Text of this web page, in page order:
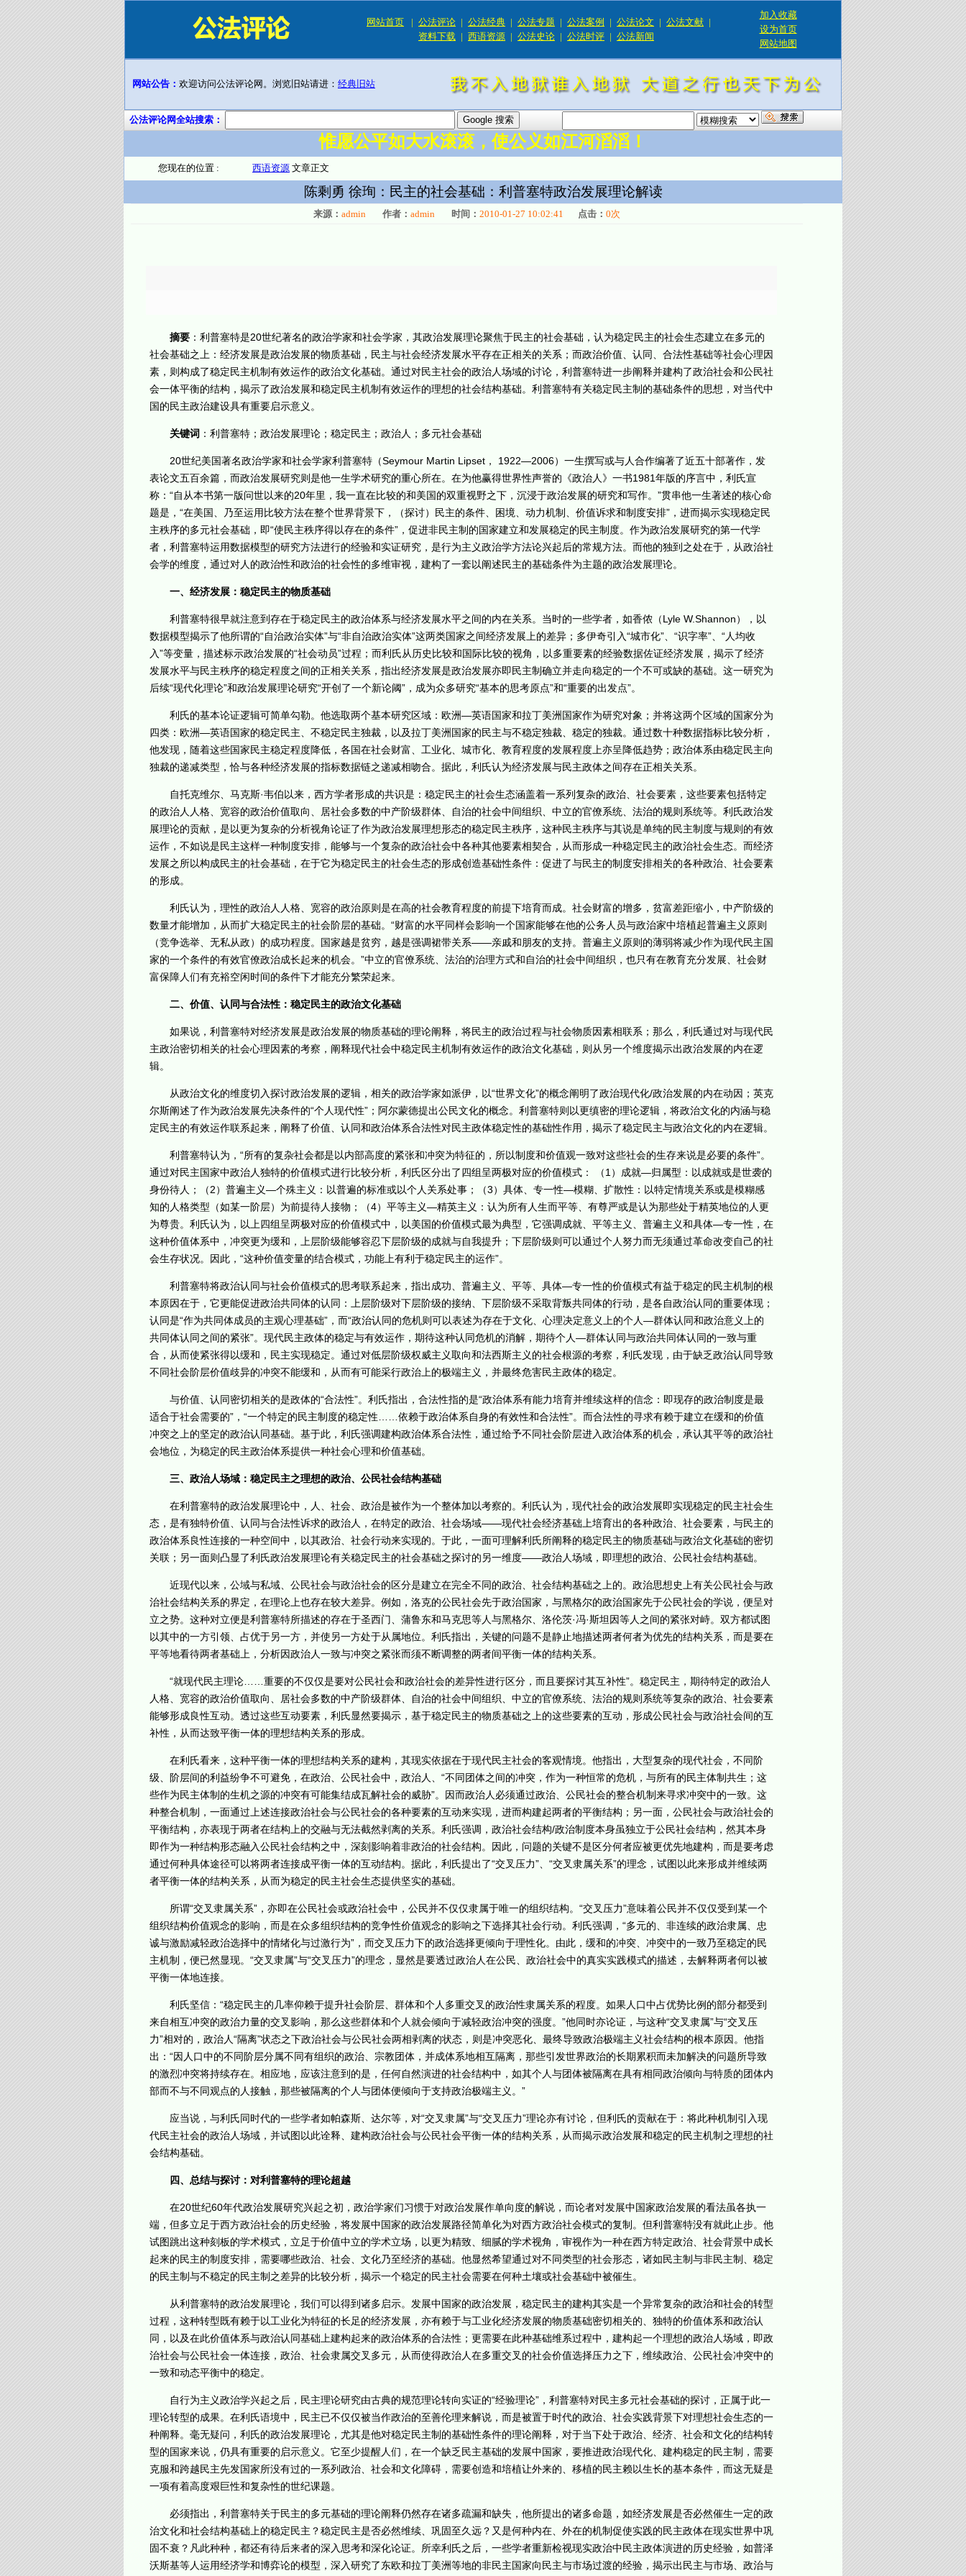
网站首页 | 公法评论 | 公法经典 | 公法专题 | 公法案例 | 公法论文 | 公法文献 |
资料下载 | 西语资源 | 公法史论 | 公法时评 | 公法新闻
加入收藏
设为首页
网站地图
网站公告： 欢迎访问公法评论网。浏览旧站请进： 经典旧站
公法评论网全站搜索：
惟愿公平如大水滚滚，使公义如江河滔滔！
您现在的位置 : 西语资源 文章正文
陈剩勇 徐珣：民主的社会基础：利普塞特政治发展理论解读
来源： admin 作者： admin 时间： 2010-01-27 10:02:41 点击： 0次
摘要 ：利普塞特是20世纪著名的政治学家和社会学家，其政治发展理论聚焦于民主的社会基础，认为稳定民主的社会生态建立在多元的
社会基础之上：经济发展是政治发展的物质基础，民主与社会经济发展水平存在正相关的关系；而政治价值、认同、合法性基础等社会心理因
素，则构成了稳定民主机制有效运作的政治文化基础。通过对民主社会的政治人场域的讨论，利普塞特进一步阐释并建构了政治社会和公民社
会一体平衡的结构，揭示了政治发展和稳定民主机制有效运作的理想的社会结构基础。利普塞特有关稳定民主制的基础条件的思想，对当代中
国的民主政治建设具有重要启示意义。
关键词 ：利普塞特；政治发展理论；稳定民主；政治人；多元社会基础
20世纪美国著名政治学家和社会学家利普塞特（Seymour Martin Lipset， 1922—2006）一生撰写或与人合作编著了近五十部著作，发
表论文五百余篇，而政治发展研究则是他一生学术研究的重心所在。在为他赢得世界性声誉的《政治人》一书1981年版的序言中，利氏宣
称：“自从本书第一版问世以来的20年里，我一直在比较的和美国的双重视野之下，沉浸于政治发展的研究和写作。”贯串他一生著述的核心命
题是，“在美国、乃至运用比较方法在整个世界背景下，（探讨）民主的条件、困境、动力机制、价值诉求和制度安排”，进而揭示实现稳定民
主秩序的多元社会基础，即“使民主秩序得以存在的条件”，促进非民主制的国家建立和发展稳定的民主制度。作为政治发展研究的第一代学
者，利普塞特运用数据模型的研究方法进行的经验和实证研究，是行为主义政治学方法论兴起后的常规方法。而他的独到之处在于，从政治社
会学的维度，通过对人的政治性和政治的社会性的多维审视，建构了一套以阐述民主的基础条件为主题的政治发展理论。
一、经济发展：稳定民主的物质基础
利普塞特很早就注意到存在于稳定民主的政治体系与经济发展水平之间的内在关系。当时的一些学者，如香侬（Lyle W.Shannon），以
数据模型揭示了他所谓的“自治政治实体”与“非自治政治实体”这两类国家之间经济发展上的差异；多伊奇引入“城市化”、“识字率”、“人均收
入”等变量，描述标示政治发展的“社会动员”过程；而利氏从历史比较和国际比较的视角，以多重要素的经验数据佐证经济发展，揭示了经济
发展水平与民主秩序的稳定程度之间的正相关关系，指出经济发展是政治发展亦即民主制确立并走向稳定的一个不可或缺的基础。这一研究为
后续“现代化理论”和政治发展理论研究“开创了一个新论阈”，成为众多研究“基本的思考原点”和“重要的出发点”。
利氏的基本论证逻辑可简单勾勒。他选取两个基本研究区域：欧洲—英语国家和拉丁美洲国家作为研究对象；并将这两个区域的国家分为
四类：欧洲—英语国家的稳定民主、不稳定民主独裁，以及拉丁美洲国家的民主与不稳定独裁、稳定的独裁。通过数十种数据指标比较分析，
他发现，随着这些国家民主稳定程度降低，各国在社会财富、工业化、城市化、教育程度的发展程度上亦呈降低趋势；政治体系由稳定民主向
独裁的递减类型，恰与各种经济发展的指标数据链之递减相吻合。据此，利氏认为经济发展与民主政体之间存在正相关关系。
自托克维尔、马克斯·韦伯以来，西方学者形成的共识是：稳定民主的社会生态涵盖着一系列复杂的政治、社会要素，这些要素包括特定
的政治人人格、宽容的政治价值取向、居社会多数的中产阶级群体、自治的社会中间组织、中立的官僚系统、法治的规则系统等。利氏政治发
展理论的贡献，是以更为复杂的分析视角论证了作为政治发展理想形态的稳定民主秩序，这种民主秩序与其说是单纯的民主制度与规则的有效
运作，不如说是民主这样一种制度安排，能够与一个复杂的政治社会中各种其他要素相契合，从而形成一种稳定民主的政治社会生态。而经济
发展之所以构成民主的社会基础，在于它为稳定民主的社会生态的形成创造基础性条件：促进了与民主的制度安排相关的各种政治、社会要素
的形成。
利氏认为，理性的政治人人格、宽容的政治原则是在高的社会教育程度的前提下培育而成。社会财富的增多，贫富差距缩小，中产阶级的
数量才能增加，从而扩大稳定民主的社会阶层的基础。“财富的水平同样会影响一个国家能够在他的公务人员与政治家中培植起普遍主义原则
（竞争选举、无私从政）的成功程度。国家越是贫穷，越是强调裙带关系——亲戚和朋友的支持。普遍主义原则的薄弱将减少作为现代民主国
家的一个条件的有效官僚政治成长起来的机会。”中立的官僚系统、法治的治理方式和自治的社会中间组织，也只有在教育充分发展、社会财
富保障人们有充裕空闲时间的条件下才能充分繁荣起来。
二、价值、认同与合法性：稳定民主的政治文化基础
如果说，利普塞特对经济发展是政治发展的物质基础的理论阐释，将民主的政治过程与社会物质因素相联系；那么，利氏通过对与现代民
主政治密切相关的社会心理因素的考察，阐释现代社会中稳定民主机制有效运作的政治文化基础，则从另一个维度揭示出政治发展的内在逻
辑。
从政治文化的维度切入探讨政治发展的逻辑，相关的政治学家如派伊，以“世界文化”的概念阐明了政治现代化/政治发展的内在动因；英克
尔斯阐述了作为政治发展先决条件的“个人现代性”；阿尔蒙德提出公民文化的概念。利普塞特则以更缜密的理论逻辑，将政治文化的内涵与稳
定民主的有效运作联系起来，阐释了价值、认同和政治体系合法性对民主政体稳定性的基础性作用，揭示了稳定民主与政治文化的内在逻辑。
利普塞特认为，“所有的复杂社会都是以内部高度的紧张和冲突为特征的，所以制度和价值观一致对这些社会的生存来说是必要的条件”。
通过对民主国家中政治人独特的价值模式进行比较分析，利氏区分出了四组呈两极对应的价值模式： （1）成就—归属型：以成就或是世袭的
身份待人；（2）普遍主义—个殊主义：以普遍的标准或以个人关系处事；（3）具体、专一性—模糊、扩散性：以特定情境关系或是模糊感
知的人格类型（如某一阶层）为前提待人接物；（4）平等主义—精英主义：认为所有人生而平等、有尊严或是认为那些处于精英地位的人更
为尊贵。利氏认为，以上四组呈两极对应的价值模式中，以美国的价值模式最为典型，它强调成就、平等主义、普遍主义和具体—专一性，在
这种价值体系中，冲突更为缓和，上层阶级能够容忍下层阶级的成就与自我提升；下层阶级则可以通过个人努力而无须通过革命改变自己的社
会生存状况。因此，“这种价值变量的结合模式，功能上有利于稳定民主的运作”。
利普塞特将政治认同与社会价值模式的思考联系起来，指出成功、普遍主义、平等、具体—专一性的价值模式有益于稳定的民主机制的根
本原因在于，它更能促进政治共同体的认同：上层阶级对下层阶级的接纳、下层阶级不采取背叛共同体的行动，是各自政治认同的重要体现；
认同是“作为共同体成员的主观心理基础”，而“政治认同的危机则可以表述为存在于文化、心理决定意义上的个人—群体认同和政治意义上的
共同体认同之间的紧张”。现代民主政体的稳定与有效运作，期待这种认同危机的消解，期待个人—群体认同与政治共同体认同的一致与重
合，从而使紧张得以缓和，民主实现稳定。通过对低层阶级权威主义取向和法西斯主义的社会根源的考察，利氏发现，由于缺乏政治认同导致
不同社会阶层价值歧异的冲突不能缓和，从而有可能采行政治上的极端主义，并最终危害民主政体的稳定。
与价值、认同密切相关的是政体的“合法性”。利氏指出，合法性指的是“政治体系有能力培育并维续这样的信念：即现存的政治制度是最
适合于社会需要的”，“一个特定的民主制度的稳定性……依赖于政治体系自身的有效性和合法性”。而合法性的寻求有赖于建立在缓和的价值
冲突之上的坚定的政治认同基础。基于此，利氏强调建构政治体系合法性，通过给予不同社会阶层进入政治体系的机会，承认其平等的政治社
会地位，为稳定的民主政治体系提供一种社会心理和价值基础。
三、政治人场域：稳定民主之理想的政治、公民社会结构基础
在利普塞特的政治发展理论中，人、社会、政治是被作为一个整体加以考察的。利氏认为，现代社会的政治发展即实现稳定的民主社会生
态，是有独特价值、认同与合法性诉求的政治人，在特定的政治、社会场域——现代社会经济基础上培育出的各种政治、社会要素，与民主的
政治体系良性连接的一种空间中，以其政治、社会行动来实现的。于此，一面可理解利氏所阐释的稳定民主的物质基础与政治文化基础的密切
关联；另一面则凸显了利氏政治发展理论有关稳定民主的社会基础之探讨的另一维度——政治人场域，即理想的政治、公民社会结构基础。
近现代以来，公域与私域、公民社会与政治社会的区分是建立在完全不同的政治、社会结构基础之上的。政治思想史上有关公民社会与政
治社会结构关系的界定，在理论上也存在较大差异。例如，洛克的公民社会先于政治国家，与黑格尔的政治国家先于公民社会的学说，便呈对
立之势。这种对立便是利普塞特所描述的存在于圣西门、蒲鲁东和马克思等人与黑格尔、洛伦茨·冯·斯坦因等人之间的紧张对峙。双方都试图
以其中的一方引领、占优于另一方，并使另一方处于从属地位。利氏指出，关键的问题不是静止地描述两者何者为优先的结构关系，而是要在
平等地看待两者基础上，分析因政治人一致与冲突之紧张而须不断调整的两者间平衡一体的结构关系。
“就现代民主理论……重要的不仅仅是要对公民社会和政治社会的差异性进行区分，而且要探讨其互补性”。稳定民主，期待特定的政治人
人格、宽容的政治价值取向、居社会多数的中产阶级群体、自治的社会中间组织、中立的官僚系统、法治的规则系统等复杂的政治、社会要素
能够形成良性互动。透过这些互动要素，利氏显然要揭示，基于稳定民主的物质基础之上的这些要素的互动，形成公民社会与政治社会间的互
补性，从而达致平衡一体的理想结构关系的形成。
在利氏看来，这种平衡一体的理想结构关系的建构，其现实依据在于现代民主社会的客观情境。他指出，大型复杂的现代社会，不同阶
级、阶层间的利益纷争不可避免，在政治、公民社会中，政治人、“不同团体之间的冲突，作为一种恒常的危机，与所有的民主体制共生；这
些作为民主体制的生机之源的冲突有可能集结成瓦解社会的威胁”。因而政治人必须通过政治、公民社会的整合机制来寻求冲突中的一致。这
种整合机制，一面通过上述连接政治社会与公民社会的各种要素的互动来实现，进而构建起两者的平衡结构；另一面，公民社会与政治社会的
平衡结构，亦表现于两者在结构上的交融与无法截然剥离的关系。利氏强调，政治社会结构/政治制度本身虽独立于公民社会结构，然其本身
即作为一种结构形态融入公民社会结构之中，深刻影响着非政治的社会结构。因此，问题的关键不是区分何者应被更优先地建构，而是要考虑
通过何种具体途径可以将两者连接成平衡一体的互动结构。据此，利氏提出了“交叉压力”、“交叉隶属关系”的理念，试图以此来形成并维续两
者平衡一体的结构关系，从而为稳定的民主社会生态提供坚实的基础。
所谓“交叉隶属关系”，亦即在公民社会或政治社会中，公民并不仅仅隶属于唯一的组织结构。“交叉压力”意味着公民并不仅仅受到某一个
组织结构价值观念的影响，而是在众多组织结构的竞争性价值观念的影响之下选择其社会行动。利氏强调，“多元的、非连续的政治隶属、忠
诚与激励减轻政治选择中的情绪化与过激行为”，而交叉压力下的政治选择更倾向于理性化。由此，缓和的冲突、冲突中的一致乃至稳定的民
主机制，便已然显现。“交叉隶属”与“交叉压力”的理念，显然是要透过政治人在公民、政治社会中的真实实践模式的描述，去解释两者何以被
平衡一体地连接。
利氏坚信：“稳定民主的几率仰赖于提升社会阶层、群体和个人多重交叉的政治性隶属关系的程度。如果人口中占优势比例的部分都受到
来自相互冲突的政治力量的交叉影响，那么这些群体和个人就会倾向于减轻政治冲突的强度。”他同时亦论证，与这种“交叉隶属”与“交叉压
力”相对的，政治人“隔离”状态之下政治社会与公民社会两相剥离的状态，则是冲突恶化、最终导致政治极端主义社会结构的根本原因。他指
出：“因人口中的不同阶层分属不同有组织的政治、宗教团体，并成体系地相互隔离，那些引发世界政治的长期累积而未加解决的问题所导致
的激烈冲突将持续存在。相应地，应该注意到的是，任何自然演进的社会结构中，如其个人与团体被隔离在具有相同政治倾向与特质的团体内
部而不与不同观点的人接触，那些被隔离的个人与团体便倾向于支持政治极端主义。”
应当说，与利氏同时代的一些学者如帕森斯、达尔等，对“交叉隶属”与“交叉压力”理论亦有讨论，但利氏的贡献在于：将此种机制引入现
代民主社会的政治人场域，并试图以此诠释、建构政治社会与公民社会平衡一体的结构关系，从而揭示政治发展和稳定的民主机制之理想的社
会结构基础。
四、总结与探讨：对利普塞特的理论超越
在20世纪60年代政治发展研究兴起之初，政治学家们习惯于对政治发展作单向度的解说，而论者对发展中国家政治发展的看法虽各执一
端，但多立足于西方政治社会的历史经验，将发展中国家的政治发展路径简单化为对西方政治社会模式的复制。但利普塞特没有就此止步。他
试图跳出这种刻板的学术模式，立足于价值中立的学术立场，以更为精致、细腻的学术视角，审视作为一种在西方特定政治、社会背景中成长
起来的民主的制度安排，需要哪些政治、社会、文化乃至经济的基础。他显然希望通过对不同类型的社会形态，诸如民主制与非民主制、稳定
的民主制与不稳定的民主制之差异的比较分析，揭示一个稳定的民主社会需要在何种土壤或社会基础中被催生。
从利普塞特的政治发展理论，我们可以得到诸多启示。发展中国家的政治发展，稳定民主的建构其实是一个异常复杂的政治和社会的转型
过程，这种转型既有赖于以工业化为特征的长足的经济发展，亦有赖于与工业化经济发展的物质基础密切相关的、独特的价值体系和政治认
同，以及在此价值体系与政治认同基础上建构起来的政治体系的合法性；更需要在此种基础维系过程中，建构起一个理想的政治人场域，即政
治社会与公民社会一体连接，政治、社会隶属交叉多元，从而使得政治人在多重交叉的社会价值选择压力之下，维续政治、公民社会冲突中的
一致和动态平衡中的稳定。
自行为主义政治学兴起之后，民主理论研究由古典的规范理论转向实证的“经验理论”，利普塞特对民主多元社会基础的探讨，正属于此一
理论转型的成果。在利氏语境中，民主已不仅仅被当作政治的至善伦理来解说，而是被置于时代的政治、社会实践背景下对理想社会生态的一
种阐释。毫无疑问，利氏的政治发展理论，尤其是他对稳定民主制的基础性条件的理论阐释，对于当下处于政治、经济、社会和文化的结构转
型的国家来说，仍具有重要的启示意义。它至少提醒人们，在一个缺乏民主基础的发展中国家，要推进政治现代化、建构稳定的民主制，需要
克服和跨越民主先发国家所没有过的一系列政治、社会和文化障碍，需要创造和培植让外来的、移植的民主赖以生长的基本条件，而这无疑是
一项有着高度艰巨性和复杂性的世纪课题。
必须指出，利普塞特关于民主的多元基础的理论阐释仍然存在诸多疏漏和缺失，他所提出的诸多命题，如经济发展是否必然催生一定的政
治文化和社会结构基础上的稳定民主？稳定民主是否必然维续、巩固至久远？又是何种内在、外在的机制促使实践的民主政体在现实世界中巩
固不衰？凡此种种，都还有待后来者的深入思考和深化论证。所幸利氏之后，一些学者重新检视现实政治中民主政体演进的历史经验，如普泽
沃斯基等人运用经济学和博弈论的模型，深入研究了东欧和拉丁美洲等地的非民主国家向民主与市场过渡的经验，揭示出民主与市场、政治与